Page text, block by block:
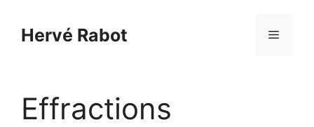
contenuHervé Rabot Menu
Effractions